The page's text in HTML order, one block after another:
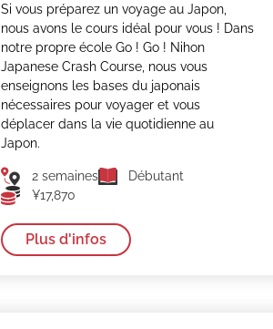
Si vous préparez un voyage au Japon,
nous avons le cours idéal pour vous ! Dans
notre propre école Go ! Go ! Nihon
Japanese Crash Course, nous vous
enseignons les bases du japonais
nécessaires pour voyager et vous
déplacer dans la vie quotidienne au
Japon.
2 semaines
Débutant
¥17,870
Plus d'infos